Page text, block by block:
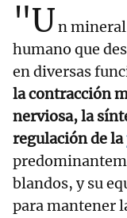
"Un mineral
humano que
en diversas
la contracción
nerviosa, la
regulación de la
blandos, y su
para mantener